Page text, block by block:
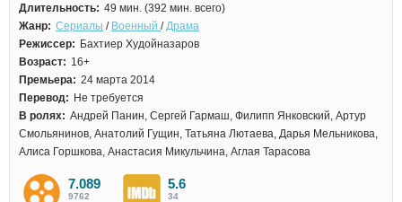
Длительность: 49 мин. (392 мин. всего)
Жанр: Сериалы / Военный /Драма
Режиссер: Бахтиер Худойназаров
Возраст: 16+
Премьера: 24 марта 2014
Перевод: Не требуется
В ролях: Андрей Панин, Сергей Гармаш, Филипп Янковский, Артур
Смольянинов, Анатолий Гущин, Татьяна Лютаева, Дарья Мельникова,
Алиса Горшкова, Анастасия Микульчина, Аглая Тарасова
7.089
9762
5.6
34